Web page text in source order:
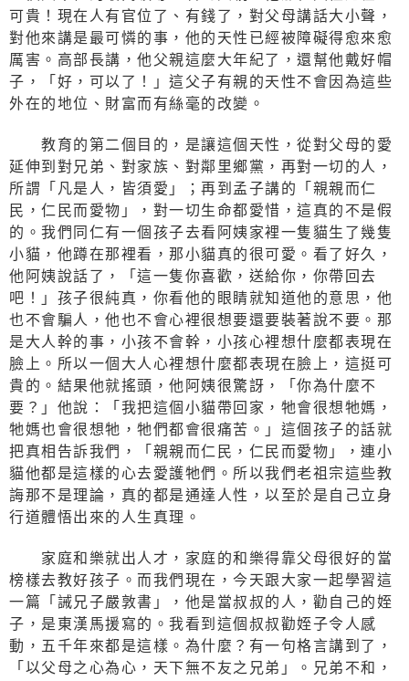
可貴！現在人有官位了、有錢了，對父母講話大小聲，
對他來講是最可憐的事，他的天性已經被障礙得愈來愈
厲害。高部長講，他父親這麼大年紀了，還幫他戴好帽
子，「好，可以了！」這父子有親的天性不會因為這些
外在的地位、財富而有絲毫的改變。
教育的第二個目的，是讓這個天性，從對父母的愛
延伸到對兄弟、對家族、對鄰里鄉黨，再對一切的人，
所謂「凡是人，皆須愛」；再到孟子講的「親親而仁
民，仁民而愛物」，對一切生命都愛惜，這真的不是假
的。我們同仁有一個孩子去看阿姨家裡一隻貓生了幾隻
小貓，他蹲在那裡看，那小貓真的很可愛。看了好久，
他阿姨說話了，「這一隻你喜歡，送給你，你帶回去
吧！」孩子很純真，你看他的眼睛就知道他的意思，他
也不會騙人，他也不會心裡很想要還要裝著說不要。那
是大人幹的事，小孩不會幹，小孩心裡想什麼都表現在
臉上。所以一個大人心裡想什麼都表現在臉上，這挺可
貴的。結果他就搖頭，他阿姨很驚訝，「你為什麼不
要？」他說：「我把這個小貓帶回家，牠會很想牠媽，
牠媽也會很想牠，牠們都會很痛苦。」這個孩子的話就
把真相告訴我們，「親親而仁民，仁民而愛物」，連小
貓他都是這樣的心去愛護牠們。所以我們老祖宗這些教
誨那不是理論，真的都是通達人性，以至於是自己立身
行道體悟出來的人生真理。
家庭和樂就出人才，家庭的和樂得靠父母很好的當
榜樣去教好孩子。而我們現在，今天跟大家一起學習這
一篇「誡兄子嚴敦書」，他是當叔叔的人，勸自己的姪
子，是東漢馬援寫的。我看到這個叔叔勸姪子令人感
動，五千年來都是這樣。為什麼？有一句格言講到了，
「以父母之心為心，天下無不友之兄弟」。兄弟不和，